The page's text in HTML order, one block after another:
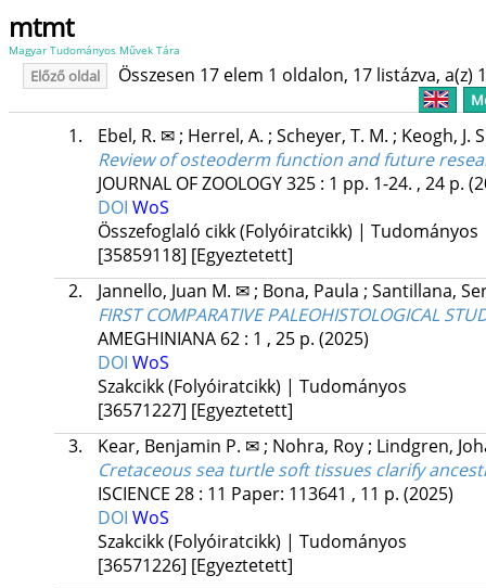
mtmt
Magyar Tudományos Művek Tára
Előző oldal Összesen 17 elem 1 oldalon, 17 listázva, a(z)
1. Ebel, R. ✉; Herrel, A. ; Scheyer, T. M. ; Keogh, J.
Review of osteoderm function and future
JOURNAL OF ZOOLOGY325: 1 pp. 1-24. , 24 p.
DOI WoS
Összefoglaló cikk (Folyóiratcikk) | Tudományos
[35859118] [Egyeztetett]
2.
Jannello, Juan M. ✉; Bona, Paula ; Santillana,
FIRST COMPARATIVE PALEOHISTOLOGICAL
AMEGHINIANA 62: 1 , 25 p. (2025)
DOI WoS
Szakcikk (Folyóiratcikk) | Tudományos
[36571227] [Egyeztetett]
3.
Kear, Benjamin P. ✉; Nohra, Roy; Lindgren,
Cretaceous sea turtle soft tissues clarify
ISCIENCE 28: 11 Paper: 113641 , 11 p. (2025)
DOI WoS
Szakcikk (Folyóiratcikk) | Tudományos
[36571226] [Egyeztetett]